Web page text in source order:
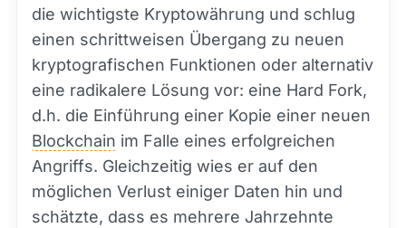
die wichtigste Kryptowährung und schlug
einen schrittweisen Übergang zu neuen
kryptografischen Funktionen oder alternativ
eine radikalere Lösung vor: eine Hard Fork,
d.h. die Einführung einer Kopie einer neuen
Blockchain im Falle eines erfolgreichen
Angriffs. Gleichzeitig wies er auf den
möglichen Verlust einiger Daten hin und
schätzte, dass es mehrere Jahrzehnte